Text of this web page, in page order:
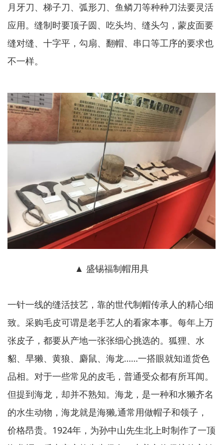
月牙刀、梯子刀、弧形刀、鱼鳞刀等种种刀法要灵活
应用。缝制时要顶子圆、吃头均、缝头匀，蒙皮面要
缝对缝、十字平，勾扇、翻帽、串口等工序的要求也
不一样。
▲ 盛锡福制帽用具
一针一线的缝活技艺，靠的世代制帽传承人的精心细
致。采购毛皮可谓是老手艺人的看家本事。每年上万
张皮子，都要从产地一张张细心挑选的。狐狸、水
貂、旱獭、黄狼、麝鼠、海龙……一搭眼就知道货色
品相。对于一些常见的皮毛，普通受众都有所耳闻。
但提到海龙，却并不熟知。海龙，是一种和水獭齐名
的水生动物，海龙就是海獭,通常用做帽子和领子，
价格昂贵。1924年，为孙中山先生北上时制作了一顶